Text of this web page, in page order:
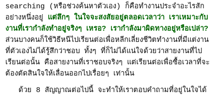
searching (หรือช่วงค้นหาตัวเอง) ก็คือทำงานประจำอะไรสัก
อย่างหนึ่งอยู่ แต่ลึกๆ ในใจจะสงสัยอยู่ตลอดเวลาว่า เราเหมาะกับ
งานที่เรากำลังทำอยู่จริงๆ เหรอ? เรากำลังมาผิดทางอยู่หรือเปล่า?
ส่วนบางคนก็ใช้วิธีหนีไปเรียนต่อเพื่อหลีกเลี่ยงชีวิตทำงานที่มีแต่งาน
ที่ตัวเองไม่ได้รู้สึกว่าชอบ ทั้งๆ ที่ก็ไม่ได้แน่ใจด้วยว่าสายงานที่ไป
เรียนต่อนั้น คือสายงานที่เราชอบจริงๆ แต่เรียนต่อเพื่อซื้อเวลาที่จะ
ต้องตัดสินใจให้เลื่อนออกไปเรื่อยๆ เท่านั้น
ด้วย 8 สัญญาณต่อไปนี้ จะทำให้เราตอบคำถามที่อยู่ในใจได้